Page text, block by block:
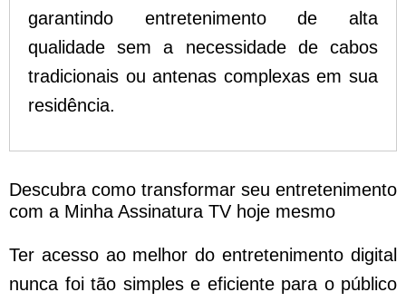
garantindo entretenimento de alta
qualidade sem a necessidade de cabos
tradicionais ou antenas complexas em sua
residência.
Descubra como transformar seu entretenimento
com a Minha Assinatura TV hoje mesmo
Ter acesso ao melhor do entretenimento digital
nunca foi tão simples e eficiente para o público